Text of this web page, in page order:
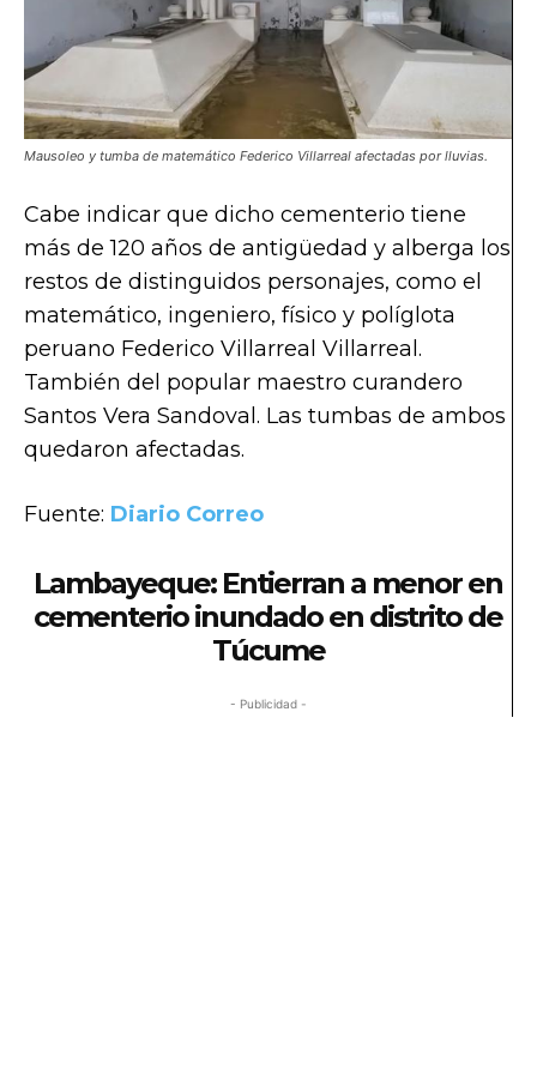
Mausoleo y tumba de matemático Federico Villarreal afectadas por lluvias.
Cabe indicar que dicho cementerio tiene
más de 120 años de antigüedad y alberga los
restos de distinguidos personajes, como el
matemático, ingeniero, físico y políglota
peruano Federico Villarreal Villarreal.
También del popular maestro curandero
Santos Vera Sandoval. Las tumbas de ambos
quedaron afectadas.
Fuente: Diario Correo
Lambayeque: Entierran a menor en
cementerio inundado en distrito de
Túcume
- Publicidad -